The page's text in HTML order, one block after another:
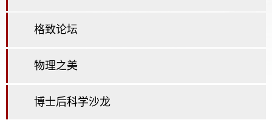
格致论坛
物理之美
博士后科学沙龙